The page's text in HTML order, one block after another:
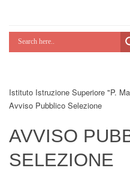
Lab Green
Potenziamoci
Istituto Istruzione Superiore "P.
Avviso Pubblico Selezione
AVVISO
SELEZIONE